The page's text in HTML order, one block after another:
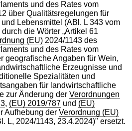
und des Rates vom
über Qualitätsregelungen für
Lebensmittel (ABl. L 343 vom
die Wörter „Artikel 61
(EU) 2024/1143des
und des Rates vom
geografische Angaben für Wein,
Erzeugnisse und
Spezialitäten und
für landwirtschaftliche
zur Änderung der Verordnungen
, (EU) 2019/787und (EU)
Aufhebung der Verordnung (EU)
L, 2024/1143, 23.4.2024)" ersetzt.